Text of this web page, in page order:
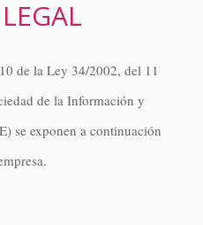
de la Ley 34/2002, del 11
de la Información y
se exponen a continuación